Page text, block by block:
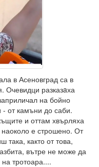
в Асеновград са в
Очевидци разказaха
на бойно
- от камъни до саби.
и оттам хвърляха
е строшено. От
така, както от това,
вътре не може да
тротоара....